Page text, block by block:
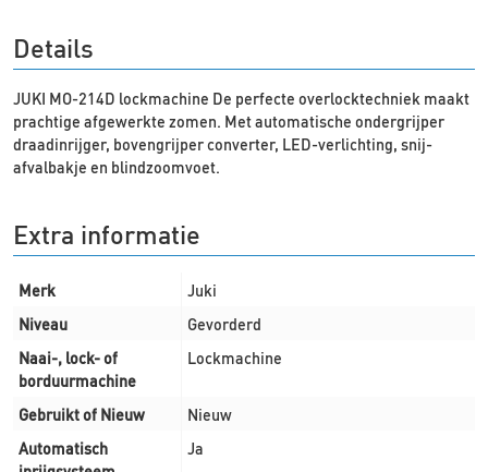
Details
JUKI MO-214D lockmachine De perfecte overlocktechniek maakt
prachtige afgewerkte zomen. Met automatische ondergrijper
draadinrijger, bovengrijper converter, LED-verlichting, snij-
afvalbakje en blindzoomvoet.
Extra informatie
Merk
Juki
Niveau
Gevorderd
Naai-, lock- of
borduurmachine
Lockmachine
Gebruikt of Nieuw
Nieuw
Automatisch
Ja